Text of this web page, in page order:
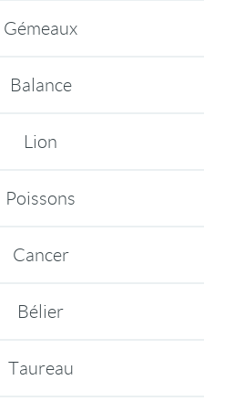
Gémeaux
Balance
Lion
Poissons
Cancer
Bélier
Taureau